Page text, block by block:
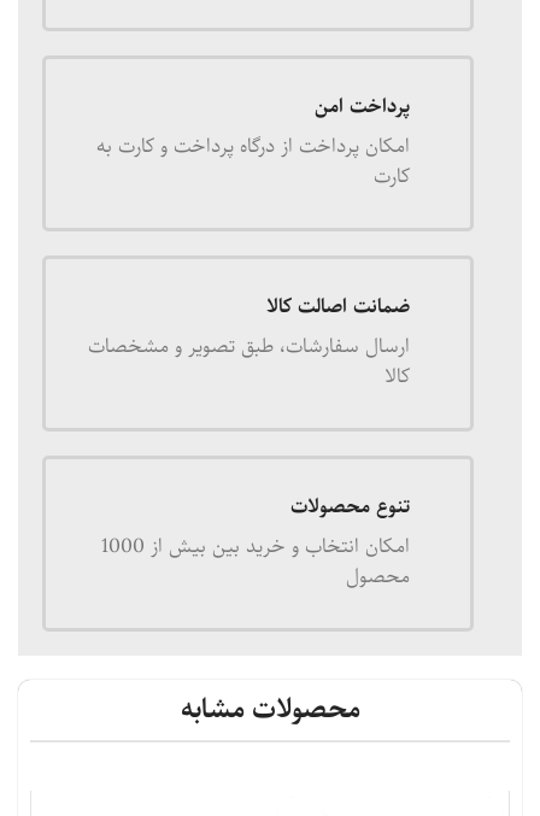
پرداخت امن
امکان پرداخت از درگاه پرداخت و کارت به
کارت
ضمانت اصالت کالا
ارسال سفارشات، طبق تصویر و مشخصات
کالا
تنوع محصولات
امکان انتخاب و خرید بین بیش از 1000
محصول
محصولات مشابه